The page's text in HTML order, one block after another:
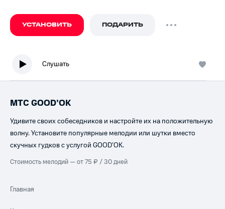
УСТАНОВИТЬ ПОДАРИТЬ
Слушать
МТС GOOD’OK
Удивите своих собеседников и настройте их на положительную
волну. Установите популярные мелодии или шутки вместо
скучных гудков с услугой GOOD’OK.
Стоимость мелодий — от 75 ₽ / 30 дней
Главная